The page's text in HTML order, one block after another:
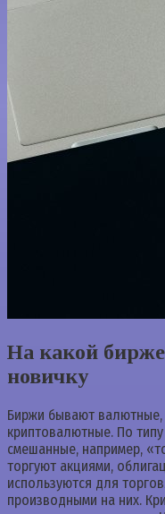
На какой
новичку
Биржи бывают
криптовалютные. По
смешанные, например,
торгуют акциями,
используются для
производными на них.